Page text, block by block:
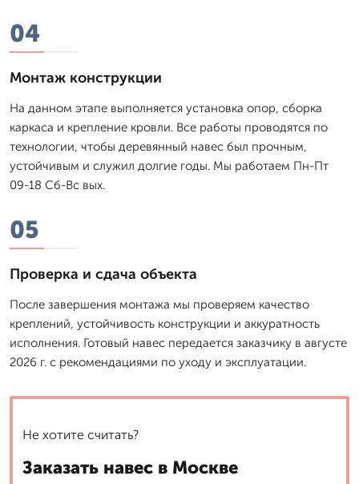
04
Монтаж конструкции
На данном этапе выполняется установка опор, сборка
каркаса и крепление кровли. Все работы проводятся по
технологии, чтобы деревянный навес был прочным,
устойчивым и служил долгие годы. Мы работаем Пн-Пт
09-18 Сб-Вс вых.
05
Проверка и сдача объекта
После завершения монтажа мы проверяем качество
креплений, устойчивость конструкции и аккуратность
исполнения. Готовый навес передается заказчику в августе
2026 г. с рекомендациями по уходу и эксплуатации.
Не хотите считать?
Заказать навес в Москве